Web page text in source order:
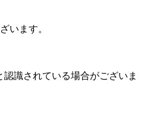
います。
識されている場合がございま